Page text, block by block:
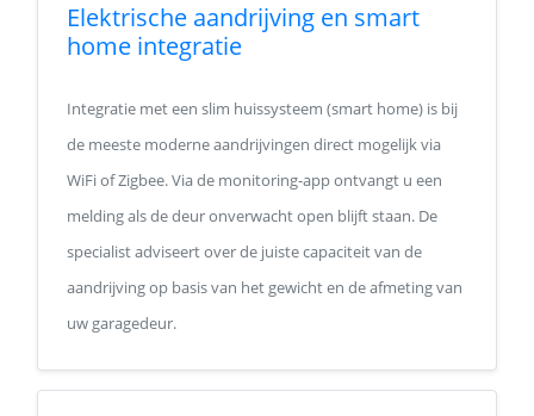
Elektrische aandrijving en smart
home integratie
Integratie met een slim huissysteem (smart home) is bij
de meeste moderne aandrijvingen direct mogelijk via
WiFi of Zigbee. Via de monitoring-app ontvangt u een
melding als de deur onverwacht open blijft staan. De
specialist adviseert over de juiste capaciteit van de
aandrijving op basis van het gewicht en de afmeting van
uw garagedeur.